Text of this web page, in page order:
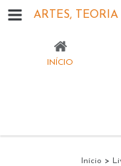
ARTES,
INÍCIO
Início >